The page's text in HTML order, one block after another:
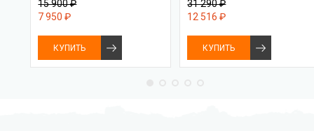
15 900 ₽
7 950 ₽
КУПИТЬ
31 290 ₽
12 516 ₽
КУПИТЬ